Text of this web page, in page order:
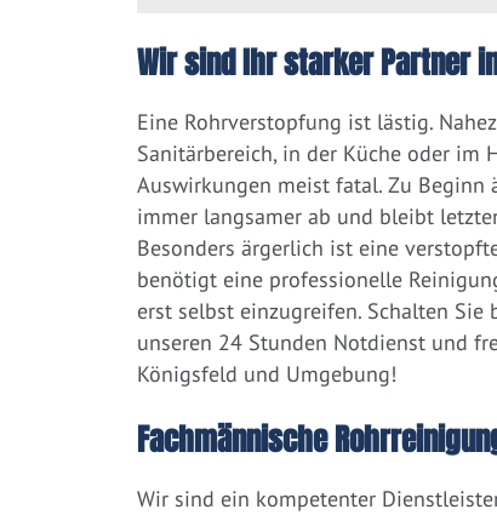
Wir sind Ihr starker Partner
Eine Rohrverstopfung ist lästig.
Sanitärbereich, in der Küche oder im
Auswirkungen meist fatal. Zu Beginn
immer langsamer ab und bleibt
Besonders ärgerlich ist eine
benötigt eine professionelle
erst selbst einzugreifen. Schalten Sie
unseren 24 Stunden Notdienst und
Königsfeld und Umgebung!
Fachmännische
Wir sind ein kompetenter